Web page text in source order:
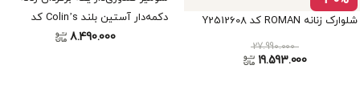
شلوارک زنانه ROMAN کد Y2512608
27.990.000
19.593.000
دکمه‌دار آستین بلند Colin’s کد
8.490.000